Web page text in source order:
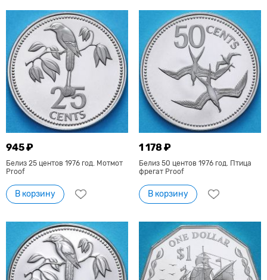
945 ₽
Белиз 25 центов 1976 год. Мотмот
Proof
В корзину
1 178 ₽
Белиз 50 центов 1976 год. Птица
фрегат Proof
В корзину